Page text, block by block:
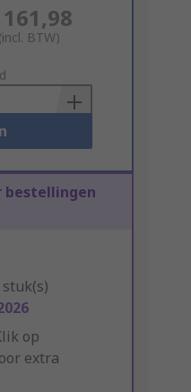
(incl. BTW)
bestellingen
stuk(s)
op
extra